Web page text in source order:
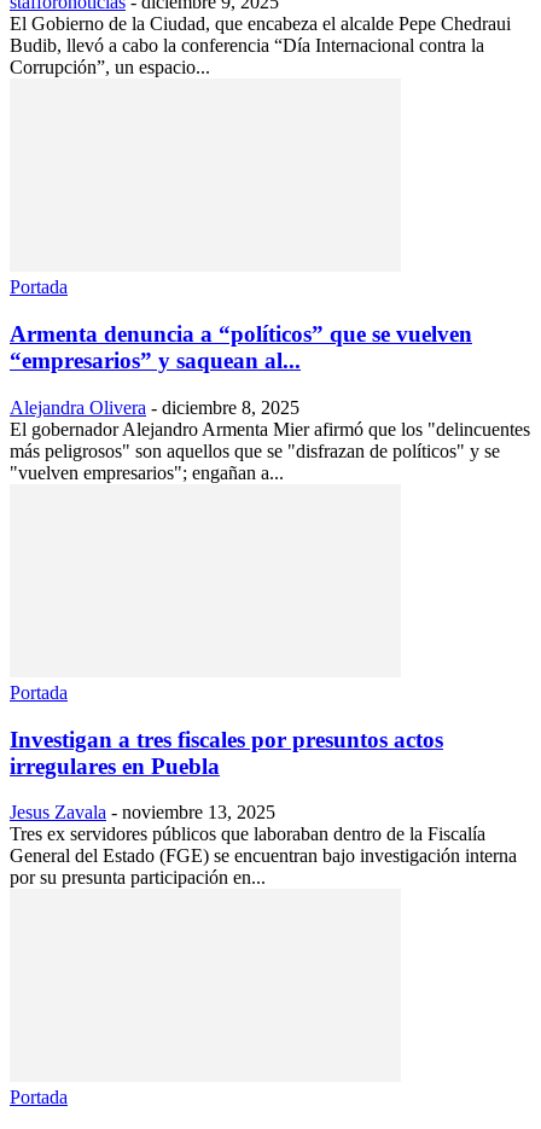
El Gobierno de la Ciudad, que encabeza el alcalde Pepe Chedraui
Budib, llevó a cabo la conferencia “Día Internacional contra la
Corrupción”, un espacio...
Portada
Armenta denuncia a “políticos” que se vuelven
“empresarios” y saquean al...
Alejandra Olivera - diciembre 8, 2025
El gobernador Alejandro Armenta Mier afirmó que los "delincuentes
más peligrosos" son aquellos que se "disfrazan de políticos" y se
"vuelven empresarios"; engañan a...
Portada
Investigan a tres fiscales por presuntos actos
irregulares en Puebla
Jesus Zavala - noviembre 13, 2025
Tres ex servidores públicos que laboraban dentro de la Fiscalía
General del Estado (FGE) se encuentran bajo investigación interna
por su presunta participación en...
Portada